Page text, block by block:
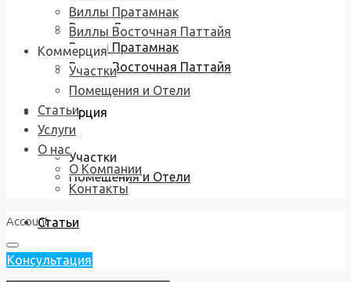
Виллы Джомтьен
Виллы Пратамнак
Виллы Восточная Паттайя
Коммерция
Участки
Помещения и Отели
Статьи
Виллы Пратамнак
Виллы Восточная Паттайя
Коммерция
Участки
Помещения и Отели
Статьи
Услуги
О нас
О Компании
Контакты
Account
Консультация